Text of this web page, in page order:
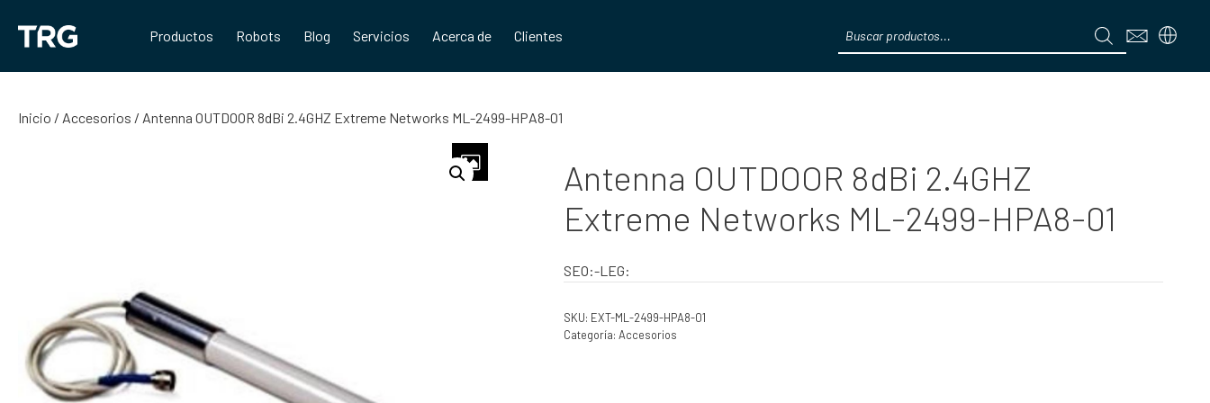
contenido
Productos Robots Blog Servicios Acerca de Clientes
search
Inicio / Accesorios / Antenna OUTDOOR 8dBi 2.4GHZ Extreme Networks ML-2499-HPA8-01
Antenna OUTDOOR 8dBi 2.4GHZ
Extreme Networks ML-2499-HPA8-01
SEO:-LEG:
SKU: EXT-ML-2499-HPA8-01
Categoría: Accesorios